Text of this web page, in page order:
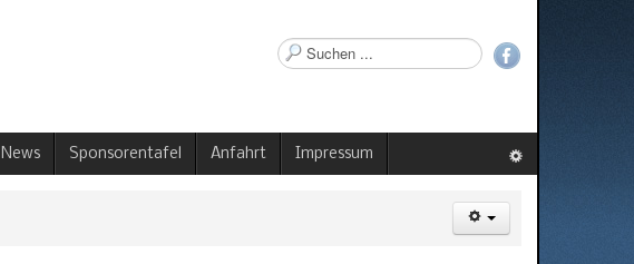
Suchen
...
News Sponsorentafel Anfahrt Impressum